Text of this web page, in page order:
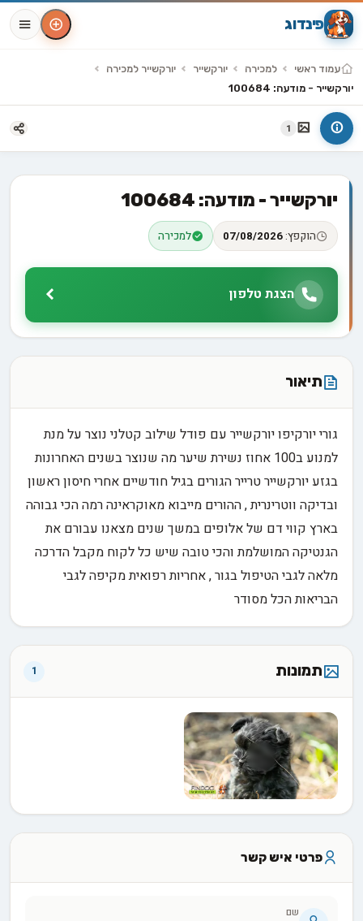
פינדוג
עמוד ראשי למכירה יורקשייר
יורקשייר למכירה
יורקשייר - מודעה: 100684
1
יורקשייר - מודעה: 100684
הוקפץ:07/08/2026 למכירה
הצגת טלפון
תיאור
גורי יורקיפו יורקשייר עם פודל שילוב קטלני נוצר על מנת
למנוע ב100 אחוז נשירת שיער מה שנוצר בשנים האחרונות
בגזע יורקשייר טרייר הגורים בגיל חודשיים אחרי חיסון ראשון
ובדיקה ווטרינרית , ההורים מייבוא מאוקראינה רמה הכי גבוהה
בארץ קווי דם של אלופים במשך שנים מצאנו עבורם את
הגנטיקה המושלמת והכי טובה שיש כל לקוח מקבל הדרכה
מלאה לגבי הטיפול בגור , אחריות רפואית מקיפה לגבי
הבריאות הכל מסודר
תמונות 1
פרטי איש קשר
שם